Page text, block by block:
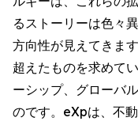
るストーリーは色々
方向性が見えてきま
超えたものを求めて
ーシップ、グローバ
のです。eXpは、不